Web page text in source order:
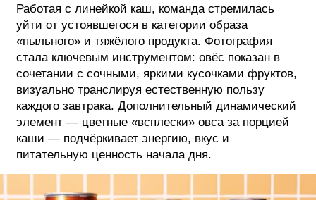
Работая с линейкой каш, команда стремилась
уйти от устоявшегося в категории образа
«пыльного» и тяжёлого продукта. Фотография
стала ключевым инструментом: овёс показан в
сочетании с сочными, яркими кусочками фруктов,
визуально транслируя естественную пользу
каждого завтрака. Дополнительный динамический
элемент — цветные «всплески» овса за порцией
каши — подчёркивает энергию, вкус и
питательную ценность начала дня.